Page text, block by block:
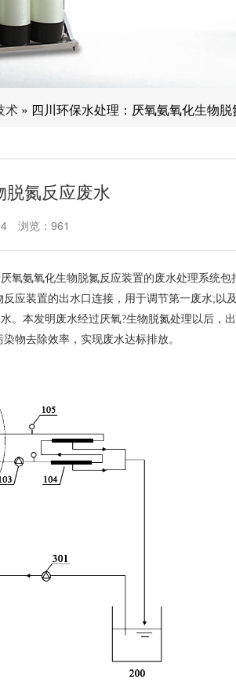
术 » 四川环保水处理：厌氧氨氧化生物
脱氮反应废水
浏览：961
氧氨氧化生物脱氮反应装置的废水处理系统包
应装置的出水口连接，用于调节第一废水;以
。本发明废水经过厌氧?生物脱氮处理以后，
物去除效率，实现废水达标排放。